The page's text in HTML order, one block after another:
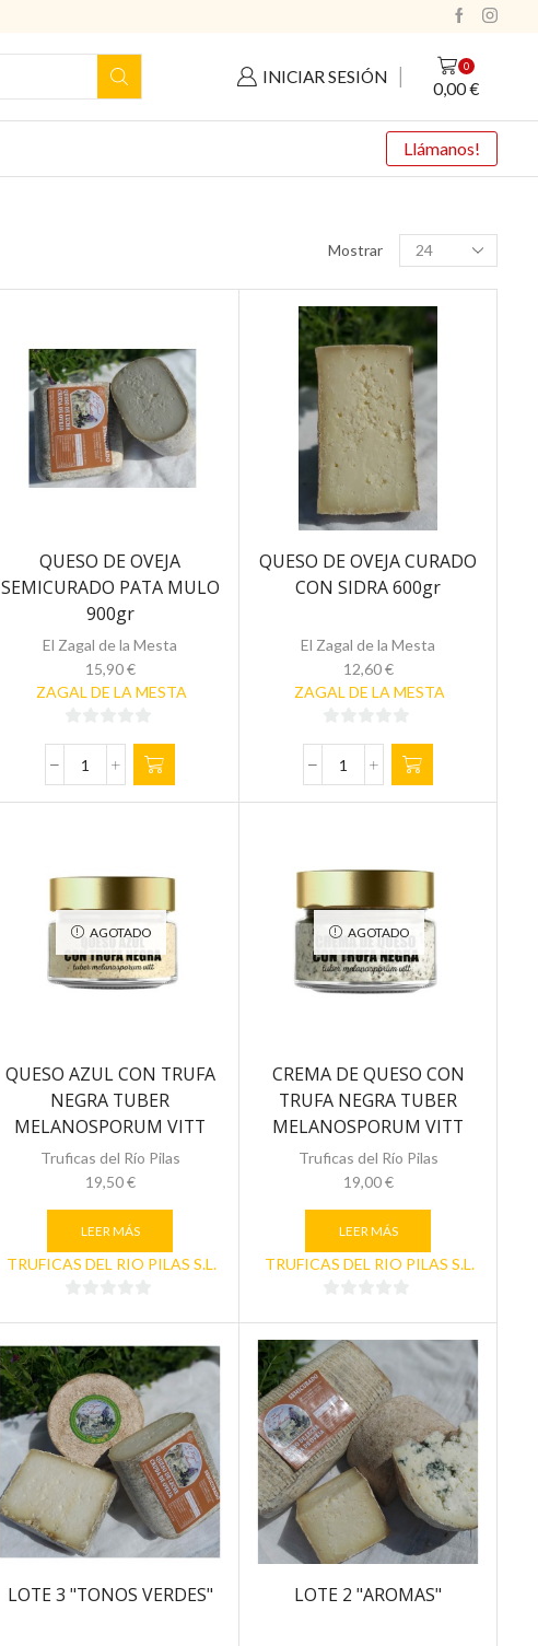
INICIAR SESIÓN
0
0,00€
Llámanos!
Mostrar
Productos
por
pagina
QUESO DE OVEJA
SEMICURADO PATA MULO
900gr
El Zagal de la Mesta
15,90€
ZAGAL DE LA MESTA
de
5
QUESO
DE
900gr
cantidad
QUESO DE OVEJA CURADO
CON SIDRA 600gr
El Zagal de la Mesta
12,60€
ZAGAL DE LA MESTA
de
5
QUESO
DE
CON
600gr
cantidad
AGOTADO
QUESO AZUL CON TRUFA
NEGRA TUBER
MELANOSPORUM VITT
100ml
Truficas del Río Pilas
19,50€
LEER MÁS
TRUFICAS DEL RIO PILAS S.L.
5
AGOTADO
CREMA DE QUESO CON
TRUFA NEGRA TUBER
MELANOSPORUM VITT
100ml
Truficas del Río Pilas
19,00€
LEER MÁS
TRUFICAS DEL RIO PILAS S.L.
5
LOTE 3 "TONOS VERDES" LOTE 2 "AROMAS"